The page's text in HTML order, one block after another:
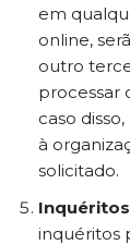
em
online,
outro
processar
caso
à
solicitado.
inquéritos